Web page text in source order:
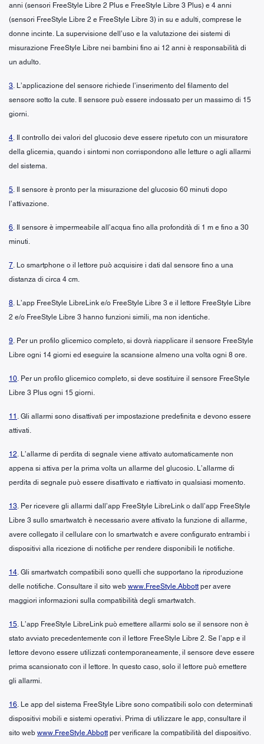
anni (sensori FreeStyle Libre 2 Plus e FreeStyle Libre 3 Plus) e 4 anni
(sensori FreeStyle Libre 2 e FreeStyle Libre 3) in su e adulti, comprese le
donne incinte. La supervisione dell’uso e la valutazione dei sistemi di
misurazione FreeStyle Libre nei bambini fino ai 12 anni è responsabilità di
un adulto.
3. L’applicazione del sensore richiede l’inserimento del filamento del
sensore sotto la cute. Il sensore può essere indossato per un massimo di 15
giorni.
4. Il controllo dei valori del glucosio deve essere ripetuto con un misuratore
della glicemia, quando i sintomi non corrispondono alle letture o agli allarmi
del sistema.
5. Il sensore è pronto per la misurazione del glucosio 60 minuti dopo
l’attivazione.
6. Il sensore è impermeabile all’acqua fino alla profondità di 1 m e fino a 30
minuti.
7. Lo smartphone o il lettore può acquisire i dati dal sensore fino a una
distanza di circa 4 cm.
8. L’app FreeStyle LibreLink e/o FreeStyle Libre 3 e il lettore FreeStyle Libre
2 e/o FreeStyle Libre 3 hanno funzioni simili, ma non identiche.
9. Per un profilo glicemico completo, si dovrà riapplicare il sensore FreeStyle
Libre ogni 14 giorni ed eseguire la scansione almeno una volta ogni 8 ore.
10. Per un profilo glicemico completo, si deve sostituire il sensore FreeStyle
Libre 3 Plus ogni 15 giorni.
11 . Gli allarmi sono disattivati per impostazione predefinita e devono essere
attivati.
12. L’allarme di perdita di segnale viene attivato automaticamente non
appena si attiva per la prima volta un allarme del glucosio. L’allarme di
perdita di segnale può essere disattivato e riattivato in qualsiasi momento.
13. Per ricevere gli allarmi dall’app FreeStyle LibreLink o dall’app FreeStyle
Libre 3 sullo smartwatch è necessario avere attivato la funzione di allarme,
avere collegato il cellulare con lo smartwatch e avere configurato entrambi i
dispositivi alla ricezione di notifiche per rendere disponibili le notifiche.
14. Gli smartwatch compatibili sono quelli che supportano la riproduzione
delle notifiche. Consultare il sito web www.FreeStyle.Abbott per avere
maggiori informazioni sulla compatibilità degli smartwatch.
15. L’app FreeStyle LibreLink può emettere allarmi solo se il sensore non è
stato avviato precedentemente con il lettore FreeStyle Libre 2. Se l’app e il
lettore devono essere utilizzati contemporaneamente, il sensore deve essere
prima scansionato con il lettore. In questo caso, solo il lettore può emettere
gli allarmi.
16. Le app del sistema FreeStyle Libre sono compatibili solo con determinati
dispositivi mobili e sistemi operativi. Prima di utilizzare le app, consultare il
sito web www.FreeStyle.Abbott per verificare la compatibilità del dispositivo.